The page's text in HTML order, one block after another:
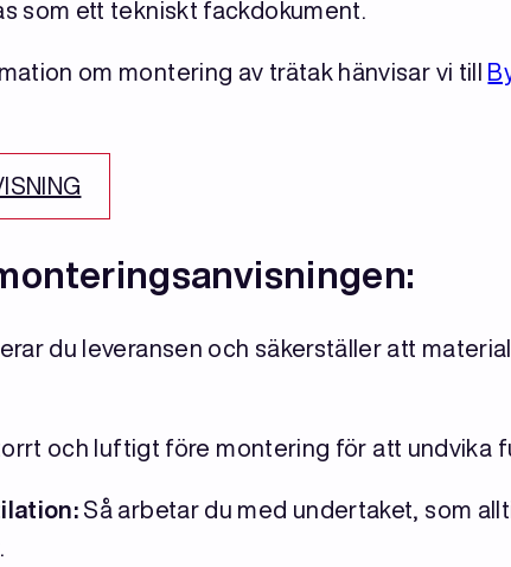
som ett tekniskt fackdokument.
om montering av trätak hänvisar vi till
du leveransen och säkerställer att
och luftigt före montering för att undvika
Så arbetar du med undertaket, som